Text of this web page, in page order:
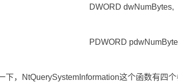
dwNumBytes,
下，NtQuerySystemInformation这个函数有四